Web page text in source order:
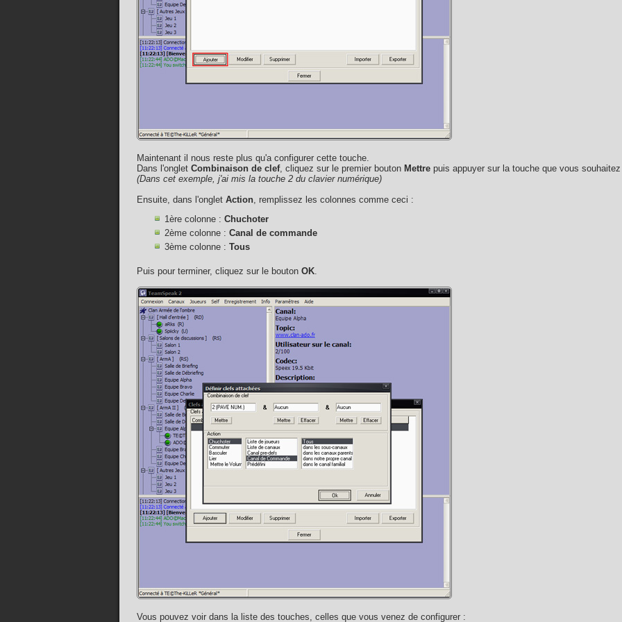
Maintenant il nous reste plus qu'a configurer cette touche.
Dans l'onglet Combinaison de clef, cliquez sur le premier bouton Mettre puis appuyer sur la touche que vous
(Dans cet exemple, j'ai mis la touche 2 du clavier numérique)
Ensuite, dans l'onglet Action, remplissez les colonnes comme ceci :
1ère colonne : Chuchoter
2ème colonne : Canal de commande
3ème colonne : Tous
Puis pour terminer, cliquez sur le bouton OK.
Vous pouvez voir dans la liste des touches, celles que vous venez de configurer :